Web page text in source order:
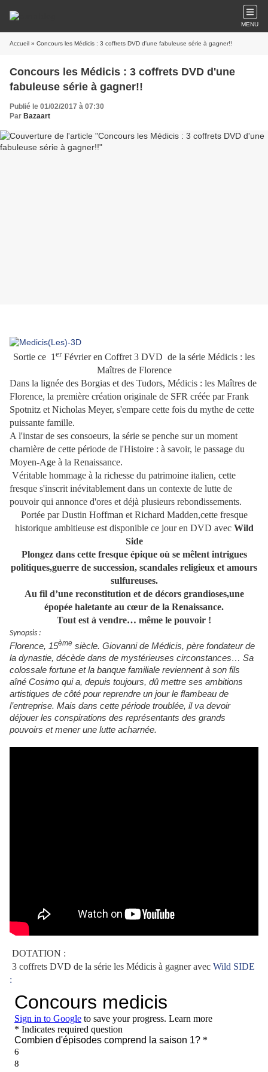
MENU
Accueil » Concours les Médicis : 3 coffrets DVD d'une fabuleuse série à gagner!!
Concours les Médicis : 3 coffrets DVD d'une
fabuleuse série à gagner!!
Publié le 01/02/2017 à 07:30
Par Bazaart
Sortie ce 1 erFévrier en Coffret 3 DVD de la série Médicis : les
Maîtres de Florence
Dans la lignée des Borgias et des Tudors, Médicis : les Maîtres de
Florence, la première création originale de SFR créée par Frank
Spotnitz et Nicholas Meyer, s'empare cette fois du mythe de cette
puissante famille.
A l'instar de ses consoeurs, la série se penche sur un moment
charnière de cette période de l'Histoire : à savoir, le passage du
Moyen-Age à la Renaissance.
Véritable hommage à la richesse du patrimoine italien, cette
fresque s'inscrit inévitablement dans un contexte de lutte de
pouvoir qui annonce d'ores et déjà plusieurs rebondissements.
Portée par Dustin Hoffman et Richard Madden,cette fresque
historique ambitieuse est disponible ce jour en DVD avec Wild
Side
Plongez dans cette fresque épique où se mêlent intrigues
politiques,guerre de succession, scandales religieux et amours
sulfureuses.
Au fil d’une reconstitution et de décors grandioses,une
épopée haletante au cœur de la Renaissance.
Tout est à vendre… même le pouvoir !
Synopsis :
Florence, 15ème siècle. Giovanni de Médicis, père fondateur de
la dynastie, décède dans de mystérieuses circonstances… Sa
colossale fortune et la banque familiale reviennent à son fils
aîné Cosimo qui a, depuis toujours, dû mettre ses ambitions
artistiques de côté pour reprendre un jour le flambeau de
l’entreprise. Mais dans cette période troublée, il va devoir
déjouer les conspirations des représentants des grands
pouvoirs et mener une lutte acharnée.
DOTATION :
3 coffrets DVD de la série les Médicis à gagner avec Wild SIDE
: